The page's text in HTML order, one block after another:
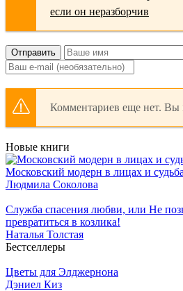
Отправить
Комментариев еще нет. Вы
Новые книги
Московский модерн в лицах и
Людмила Соколова
Служба спасения любви, или Не
превратиться в козлика!
Наталья Толстая
Бестселлеры
Цветы для Элджернона
Дэниел Киз